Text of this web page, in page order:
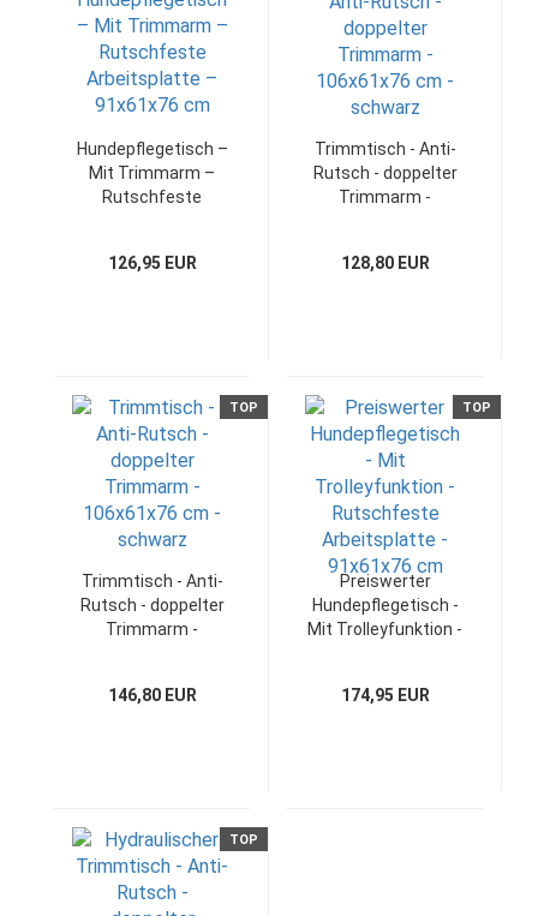
Hundepflegetisch –
Mit Trimmarm –
Rutschfeste
126,95 EUR
Trimmtisch - Anti-
Rutsch - doppelter
Trimmarm -
128,80 EUR
TOP
Trimmtisch - Anti-
Rutsch - doppelter
Trimmarm -
146,80 EUR
TOP
Preiswerter
Hundepflegetisch -
Mit Trolleyfunktion -
91x61x76 cm
174,95 EUR
TOP